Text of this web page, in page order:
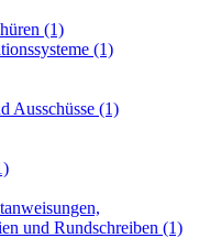
(1)
(1)
Ausschüsse (1)
und Rundschreiben (1)